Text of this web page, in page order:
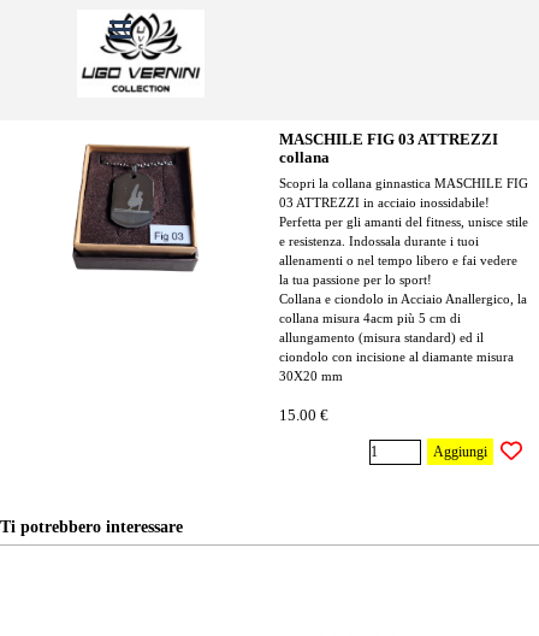
Salta menù
MASCHILE FIG 03 ATTREZZI
collana
Scopri la collana ginnastica MASCHILE FIG
03 ATTREZZI in acciaio inossidabile!
Perfetta per gli amanti del fitness, unisce stile
e resistenza. Indossala durante i tuoi
allenamenti o nel tempo libero e fai vedere
la tua passione per lo sport!
Collana e ciondolo in Acciaio Anallergico, la
collana misura 4acm più 5 cm di
allungamento (misura standard) ed il
ciondolo con incisione al diamante misura
30X20 mm
15.00 €
Aggiungi
Ti potrebbero interessare